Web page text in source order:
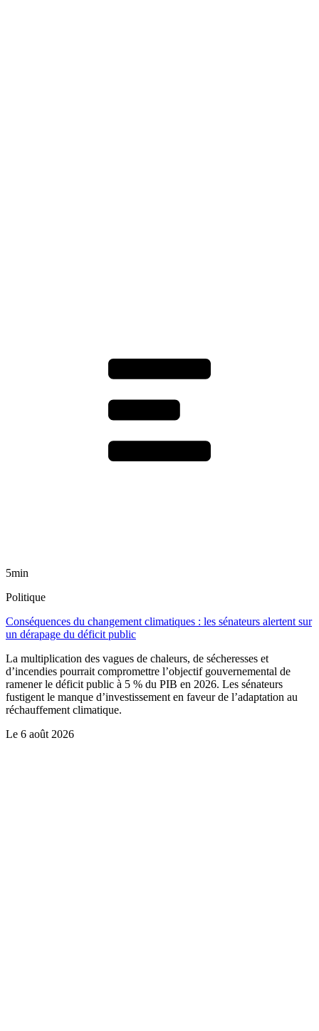
5min
Politique
Conséquences du changement climatiques : les sénateurs alertent sur
un dérapage du déficit public
La multiplication des vagues de chaleurs, de sécheresses et
d’incendies pourrait compromettre l’objectif gouvernemental de
ramener le déficit public à 5 % du PIB en 2026. Les sénateurs
fustigent le manque d’investissement en faveur de l’adaptation au
réchauffement climatique.
Le 6 août 2026